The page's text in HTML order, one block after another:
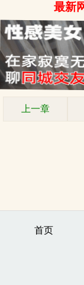
最新
上一章
首页